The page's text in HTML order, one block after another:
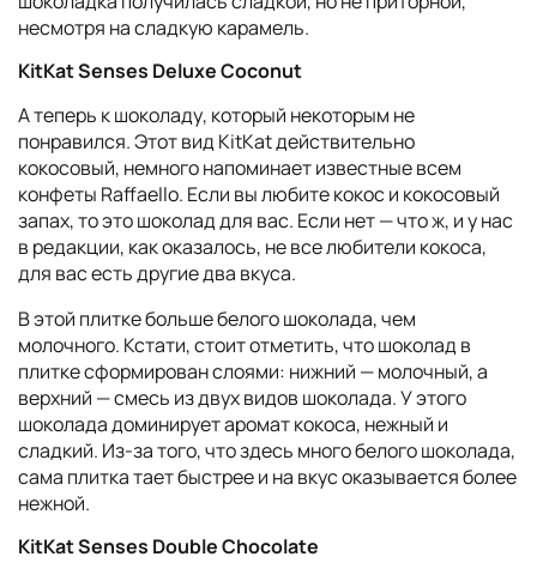
несмотря на сладкую карамель.
KitKat Senses Deluxe Coconut
А теперь к шоколаду, который некоторым не
понравился. Этот вид KitKat действительно
кокосовый, немного напоминает известные всем
конфеты Raffaello. Если вы любите кокос и кокосовый
запах, то это шоколад для вас. Если нет — что ж, и у нас
в редакции, как оказалось, не все любители кокоса,
для вас есть другие два вкуса.
В этой плитке больше белого шоколада, чем
молочного. Кстати, стоит отметить, что шоколад в
плитке сформирован слоями: нижний — молочный, а
верхний — смесь из двух видов шоколада. У этого
шоколада доминирует аромат кокоса, нежный и
сладкий. Из-за того, что здесь много белого шоколада,
сама плитка тает быстрее и на вкус оказывается более
нежной.
KitKat Senses Double Chocolate